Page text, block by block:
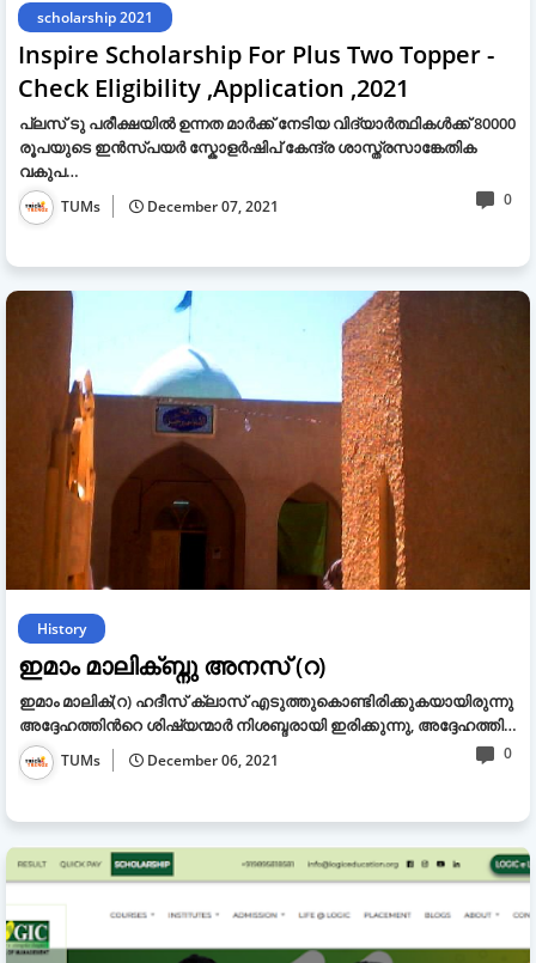
scholarship 2021
Inspire Scholarship For Plus Two Topper -
Check Eligibility ,Application ,2021
പ്ലസ് ടു പരീക്ഷയിൽ ഉന്നത മാർക്ക് നേടിയ വിദ്യാർത്ഥികൾക്ക് 80000
രൂപയുടെ ഇൻസ്പയർ സ്കോളർഷിപ് കേന്ദ്ര ശാസ്ത്രസാങ്കേതിക
വകുപ…
TUMs December 07, 2021 0
History
ഇമാം മാലിക്ബ്നു അനസ് (റ)
ഇമാം മാലിക്(റ) ഹദീസ് ക്ലാസ് എടുത്തുകൊണ്ടിരിക്കുകയായിരുന്നു
അദ്ദേഹത്തിൻറെ ശിഷ്യന്മാർ നിശബ്ദരായി ഇരിക്കുന്നു, അദ്ദേഹത്തി…
TUMs December 06, 2021 0